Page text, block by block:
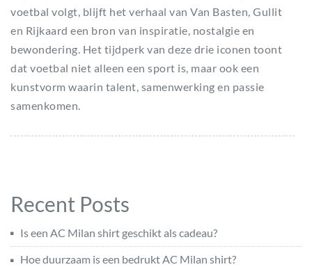
voetbal volgt, blijft het verhaal van Van Basten, Gullit
en Rijkaard een bron van inspiratie, nostalgie en
bewondering. Het tijdperk van deze drie iconen toont
dat voetbal niet alleen een sport is, maar ook een
kunstvorm waarin talent, samenwerking en passie
samenkomen.
Recent Posts
Is een AC Milan shirt geschikt als cadeau?
Hoe duurzaam is een bedrukt AC Milan shirt?